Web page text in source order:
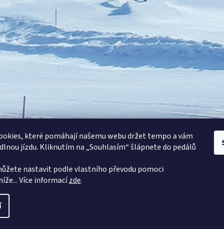
které pomáhají našemu webu držet tempo a vám
jízdu. Kliknutím na „Souhlasím“ šlápnete do pedálů
nastavit podle vlastního převodu pomoci
Více informacízde.